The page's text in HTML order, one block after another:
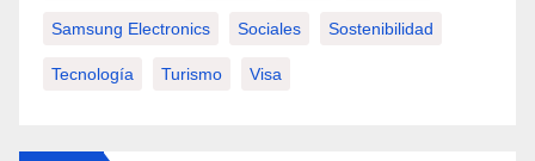
Samsung Electronics Sociales Sostenibilidad
Tecnología Turismo Visa